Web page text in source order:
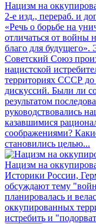
Нацизм на
2-е изд., перераб. и
«Речь о борьбе на
отличаться от войны
благо для будущего».
Советский Союз
нацистской
территориях СССР до
дискуссий. Были ли
результатом
руководствовались
казавшимися
соображениями?
становились целью...
Нацизм на
Историки России,
обсуждают тему
планировалась и
оккупированных
истребить и